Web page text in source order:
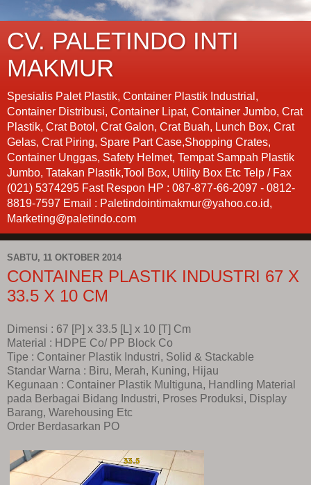
CV. PALETINDO INTI
MAKMUR
Spesialis Palet Plastik, Container Plastik Industrial,
Container Distribusi, Container Lipat, Container Jumbo, Crat
Plastik, Crat Botol, Crat Galon, Crat Buah, Lunch Box, Crat
Gelas, Crat Piring, Spare Part Case,Shopping Crates,
Container Unggas, Safety Helmet, Tempat Sampah Plastik
Jumbo, Tatakan Plastik,Tool Box, Utility Box Etc Telp / Fax
(021) 5374295 Fast Respon HP : 087-877-66-2097 - 0812-
8819-7597 Email : Paletindointimakmur@yahoo.co.id,
Marketing@paletindo.com
SABTU, 11 OKTOBER 2014
CONTAINER PLASTIK INDUSTRI 67 X
33.5 X 10 CM
Dimensi : 67 [P] x 33.5 [L] x 10 [T] Cm
Material : HDPE Co/ PP Block Co
Tipe : Container Plastik Industri, Solid & Stackable
Standar Warna : Biru, Merah, Kuning, Hijau
Kegunaan : Container Plastik Multiguna, Handling Material
pada Berbagai Bidang Industri, Proses Produksi, Display
Barang, Warehousing Etc
Order Berdasarkan PO